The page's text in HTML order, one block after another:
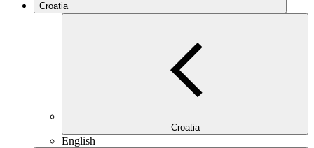
Croatia
Croatia
English